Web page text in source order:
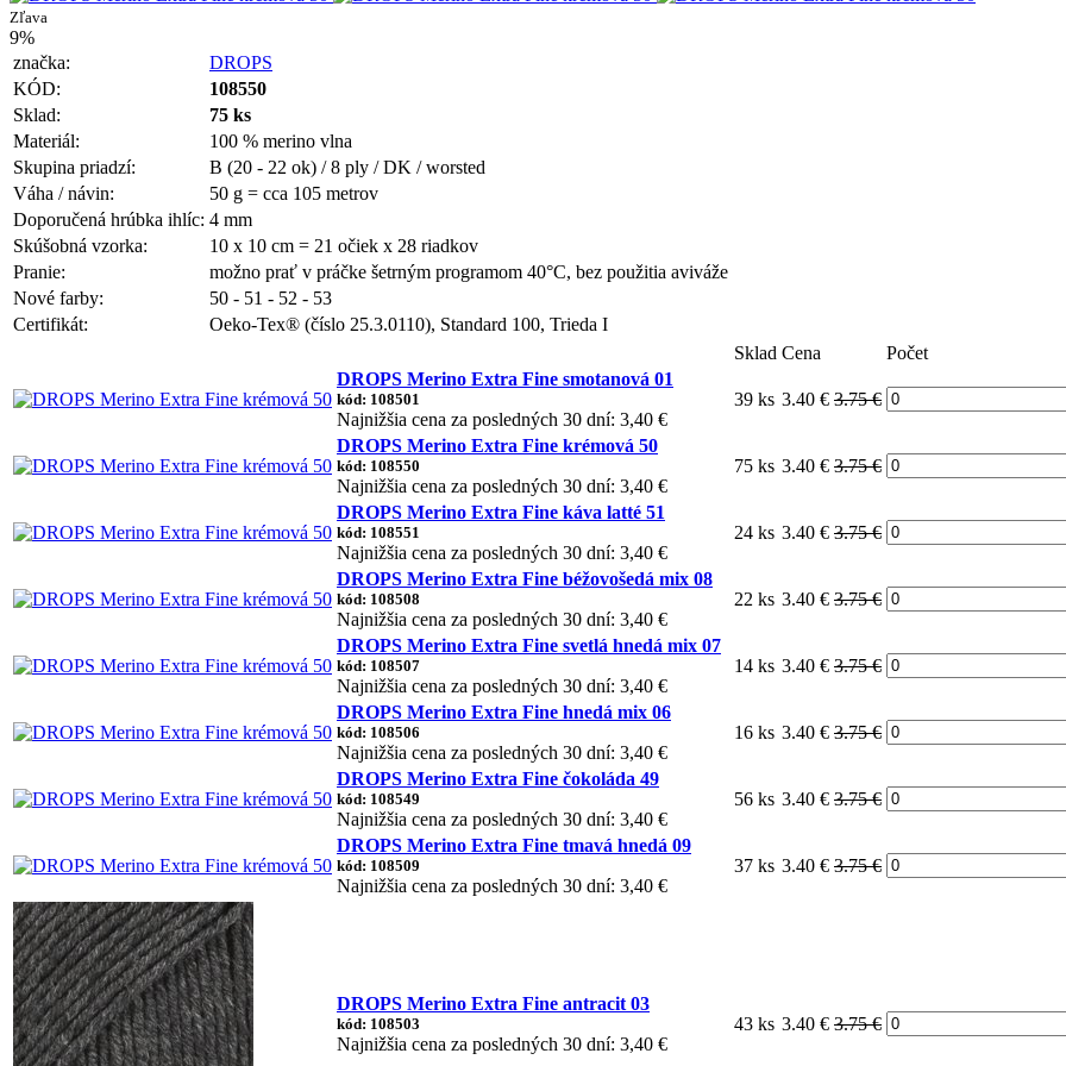
Zľava
9%
značka:
DROPS
KÓD:
108550
Sklad:
75 ks
Materiál:
100 % merino vlna
Skupina priadzí:
B (20 - 22 ok) / 8 ply / DK / worsted
Váha / návin:
50 g = cca 105 metrov
Doporučená hrúbka ihlíc: 4 mm
Skúšobná vzorka:
10 x 10 cm = 21 očiek x 28 riadkov
Pranie:
možno prať v práčke šetrným programom 40°C, bez použitia aviváže
Nové farby:
50 - 51 - 52 - 53
Certifikát:
Oeko-Tex® (číslo 25.3.0110), Standard 100, Trieda I
Sklad Cena
Počet
DROPS Merino Extra Fine smotanová 01
kód: 108501
Najnižšia cena za posledných 30 dní: 3,40 €
39 ks 3.40 € 3.75 €
DROPS Merino Extra Fine krémová 50
kód: 108550
Najnižšia cena za posledných 30 dní: 3,40 €
75 ks 3.40 € 3.75 €
DROPS Merino Extra Fine káva latté 51
kód: 108551
Najnižšia cena za posledných 30 dní: 3,40 €
24 ks 3.40 € 3.75 €
DROPS Merino Extra Fine béžovošedá mix 08
kód: 108508
Najnižšia cena za posledných 30 dní: 3,40 €
22 ks 3.40 € 3.75 €
DROPS Merino Extra Fine svetlá hnedá mix 07
kód: 108507
Najnižšia cena za posledných 30 dní: 3,40 €
14 ks 3.40 € 3.75 €
DROPS Merino Extra Fine hnedá mix 06
kód: 108506
Najnižšia cena za posledných 30 dní: 3,40 €
16 ks 3.40 € 3.75 €
DROPS Merino Extra Fine čokoláda 49
kód: 108549
Najnižšia cena za posledných 30 dní: 3,40 €
56 ks 3.40 € 3.75 €
DROPS Merino Extra Fine tmavá hnedá 09
kód: 108509
Najnižšia cena za posledných 30 dní: 3,40 €
37 ks 3.40 € 3.75 €
DROPS Merino Extra Fine antracit 03
kód: 108503
Najnižšia cena za posledných 30 dní: 3,40 €
43 ks 3.40 € 3.75 €